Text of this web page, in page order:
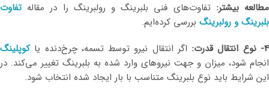
مطالعه بیشتر: تفاوت‌های فنی بلبرینگ و رولبرینگ را در مقاله تفاوت
بلبرینگ و رولبرینگ بررسی کرده‌ایم.
4- نوع انتقال قدرت:
اگر انتقال نیرو توسط تسمه، چرخ‌دنده یاکوپلینگ
انجام شود، میزان و جهت نیروهای وارد شده به بلبرینگ تغییر می‌کند. در
این شرایط باید نوع بلبرینگ متناسب با بار ایجاد شده انتخاب شود.